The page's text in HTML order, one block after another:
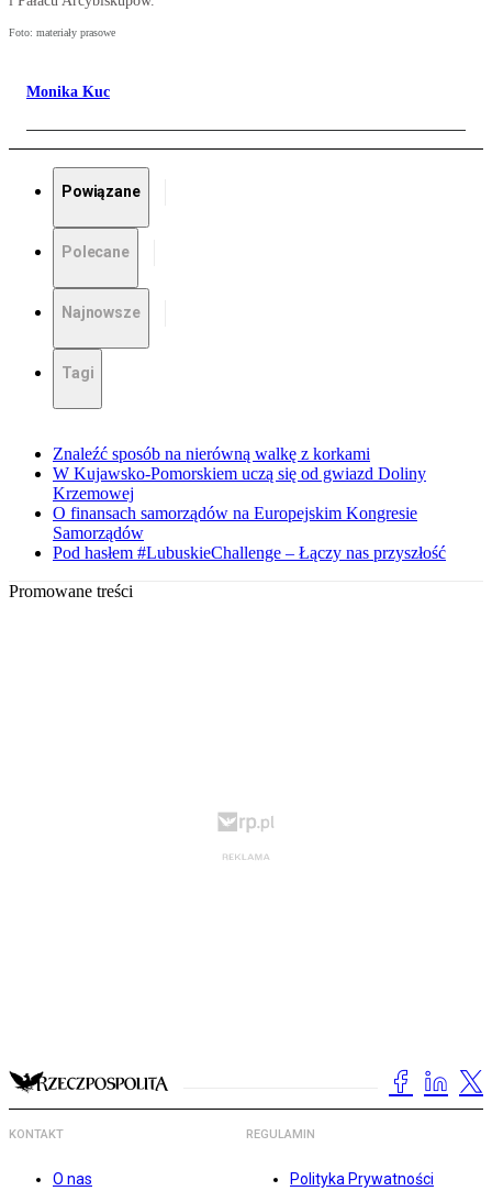
Foto: materiały prasowe
Monika Kuc
Powiązane
Polecane
Najnowsze
Tagi
Znaleźć sposób na nierówną walkę z korkami
W Kujawsko-Pomorskiem uczą się od gwiazd Doliny
Krzemowej
O finansach samorządów na Europejskim Kongresie
Samorządów
Pod hasłem #LubuskieChallenge – Łączy nas przyszłość
Promowane treści
KONTAKT
O nas
REGULAMIN
Polityka Prywatności